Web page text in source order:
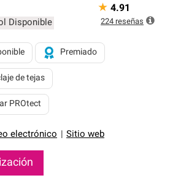
Disponible
electrónico Sitio web
Premiado
de tejas
PROtect
★ 4.91
224 reseñas